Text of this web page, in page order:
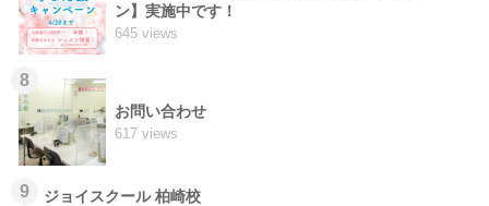
ン】実施中です！
645 views
8
お問い合わせ
617 views
9 ジョイスクール 柏崎校